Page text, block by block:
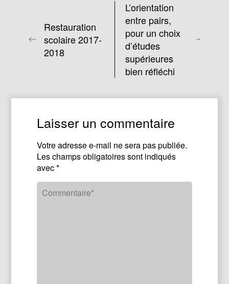
Restauration
scolaire 2017-
2018
L’orientation
entre pairs,
pour un choix
d’études
supérieures
bien réfléchi
Laisser un commentaire
Votre adresse e-mail ne sera pas publiée.
Les champs obligatoires sont indiqués
avec*